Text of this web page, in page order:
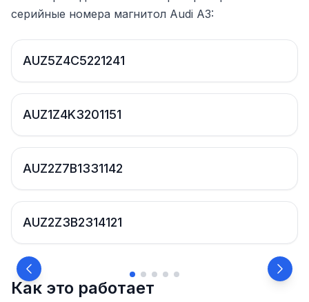
серийные номера магнитол Audi A3:
AUZ5Z4C5221241
AUZ1Z4K3201151
AUZ2Z7B1331142
AUZ2Z3B2314121
Как это работает